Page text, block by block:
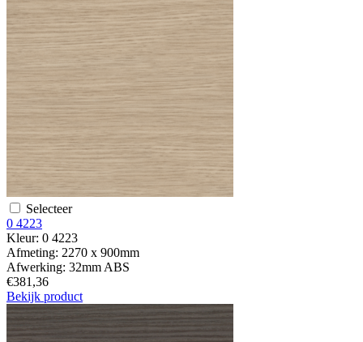
Selecteer
0 4223
Kleur: 0 4223
Afmeting: 2270 x 900mm
Afwerking: 32mm ABS
€381,36
Bekijk product